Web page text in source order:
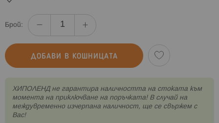
Брой:
ДОБАВИ В КОШНИЦАТА
XИПОЛЕНД не гарантира наличността на стоката към
момента на приключване на поръчката! В случай на
междувременно изчерпана наличност, ще се свържем с
Вас!